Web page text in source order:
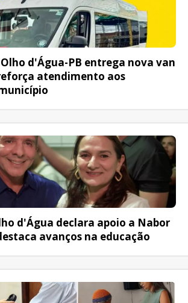
d'Água-PB entrega nova van
atendimento aos
d'Água declara apoio a Nabor
avanços na educação